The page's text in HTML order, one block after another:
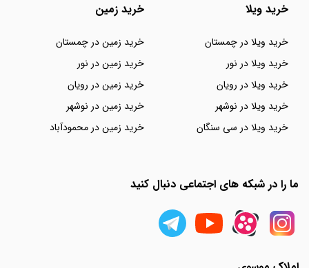
خرید ویلا
خرید ویلا در چمستان
خرید ویلا در نور
خرید ویلا در رویان
خرید ویلا در نوشهر
خرید ویلا در سی سنگان
خرید زمین
خرید زمین در چمستان
خرید زمین در نور
خرید زمین در رویان
خرید زمین در نوشهر
خرید زمین در محمودآباد
ما را در شبکه های اجتماعی دنبال کنید